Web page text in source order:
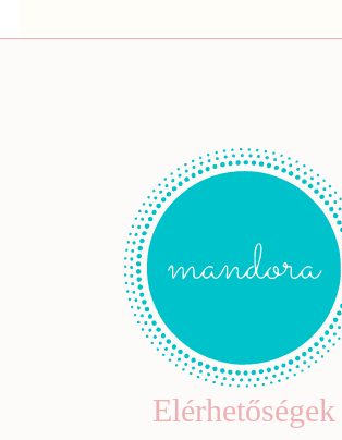
Elérhetőségek